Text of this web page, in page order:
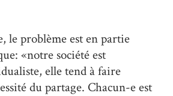
le problème est en partie
«notre société est
elle tend à faire
du partage. Chacun-e est